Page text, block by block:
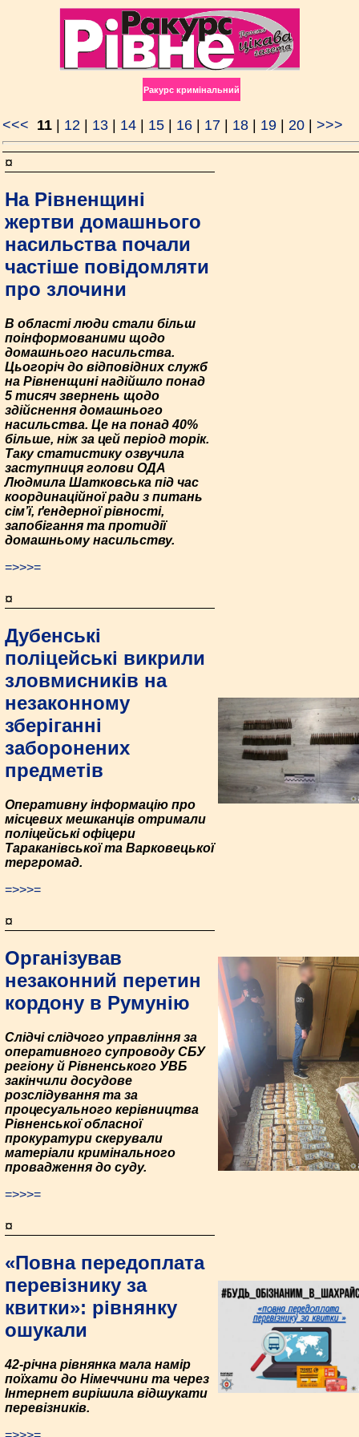
Ракурс кримінальний
<<< 11 12 13 14 15 16 17 18 19 20 >>>
¤
На Рівненщині
жертви домашнього
насильства почали
частіше повідомляти
про злочини
В області люди стали більш
поінформованими щодо
домашнього насильства.
Цьогоріч до відповідних служб
на Рівненщині надійшло понад
5 тисяч звернень щодо
здійснення домашнього
насильства. Це на понад 40%
більше, ніж за цей період торік.
Таку статистику озвучила
заступниця голови ОДА
Людмила Шатковська під час
координаційної ради з питань
сім’ї, ґендерної рівності,
запобігання та протидії
домашньому насильству.
=>>>=
¤
Дубенські
поліцейські викрили
зловмисників на
незаконному
зберіганні
заборонених
предметів
Оперативну інформацію про
місцевих мешканців отримали
поліцейські офіцери
Тараканівської та Варковецької
тергромад.
=>>>=
¤
Організував
незаконний перетин
кордону в Румунію
Слідчі слідчого управління за
оперативного супроводу СБУ
регіону й Рівненського УВБ
закінчили досудове
розслідування та за
процесуального керівництва
Рівненської обласної
прокуратури скерували
матеріали кримінального
провадження до суду.
=>>>=
¤
«Повна передоплата
перевізнику за
квитки»: рівнянку
ошукали
42-річна рівнянка мала намір
поїхати до Німеччини та через
Інтернет вирішила відшукати
перевізників.